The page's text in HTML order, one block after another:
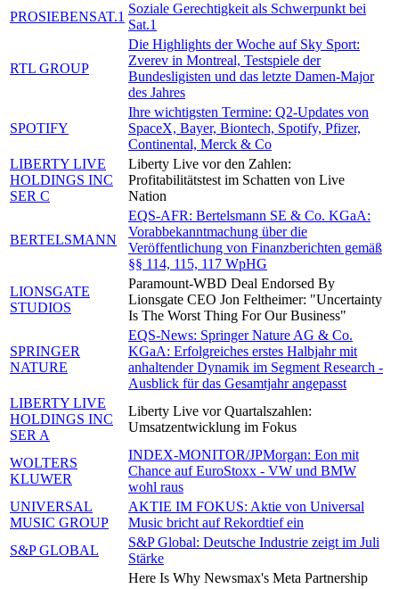
PROSIEBENSAT.1
Soziale Gerechtigkeit als Schwerpunkt bei
Sat.1
RTL GROUP
Die Highlights der Woche auf Sky Sport:
Zverev in Montreal, Testspiele der
Bundesligisten und das letzte Damen-Major
des Jahres
SPOTIFY
Ihre wichtigsten Termine: Q2-Updates von
SpaceX, Bayer, Biontech, Spotify, Pfizer,
Continental, Merck & Co
LIBERTY LIVE
HOLDINGS INC
SER C
Liberty Live vor den Zahlen:
Profitabilitätstest im Schatten von Live
Nation
BERTELSMANN
EQS-AFR: Bertelsmann SE & Co. KGaA:
Vorabbekanntmachung über die
Veröffentlichung von Finanzberichten gemäß
§§ 114, 115, 117 WpHG
LIONSGATE
STUDIOS
Paramount-WBD Deal Endorsed By
Lionsgate CEO Jon Feltheimer: "Uncertainty
Is The Worst Thing For Our Business"
SPRINGER
NATURE
EQS-News: Springer Nature AG & Co.
KGaA: Erfolgreiches erstes Halbjahr mit
anhaltender Dynamik im Segment Research -
Ausblick für das Gesamtjahr angepasst
LIBERTY LIVE
HOLDINGS INC
SER A
Liberty Live vor Quartalszahlen:
Umsatzentwicklung im Fokus
WOLTERS
KLUWER
INDEX-MONITOR/JPMorgan: Eon mit
Chance auf EuroStoxx - VW und BMW
wohl raus
UNIVERSAL
MUSIC GROUP
AKTIE IM FOKUS: Aktie von Universal
Music bricht auf Rekordtief ein
S&P GLOBAL
S&P Global: Deutsche Industrie zeigt im Juli
Stärke
Here Is Why Newsmax's Meta Partnership